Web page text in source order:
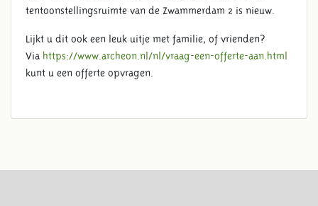
tentoonstellingsruimte van de Zwammerdam 2 is nieuw.
Lijkt u dit ook een leuk uitje met familie, of vrienden?
Via https://www.archeon.nl/nl/vraag-een-offerte-aan.html
kunt u een offerte opvragen.